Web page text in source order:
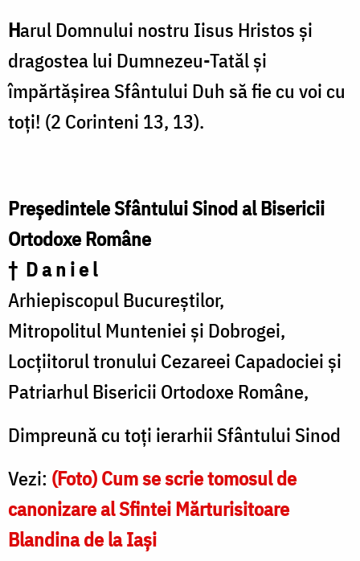
Harul Domnului nostru Iisus Hristos și
dragostea lui Dumnezeu-Tatăl și
împărtășirea Sfântului Duh să fie cu voi cu
toți! (2 Corinteni 13, 13).
Președintele Sfântului Sinod al Bisericii
Ortodoxe Române
† D a n i e l
Arhiepiscopul Bucureştilor,
Mitropolitul Munteniei şi Dobrogei,
Locţiitorul tronului Cezareei Capadociei şi
Patriarhul Bisericii Ortodoxe Române,
Dimpreună cu toți ierarhii Sfântului Sinod
Vezi: (Foto) Cum se scrie tomosul de
canonizare al Sfintei Mărturisitoare
Blandina de la Iași